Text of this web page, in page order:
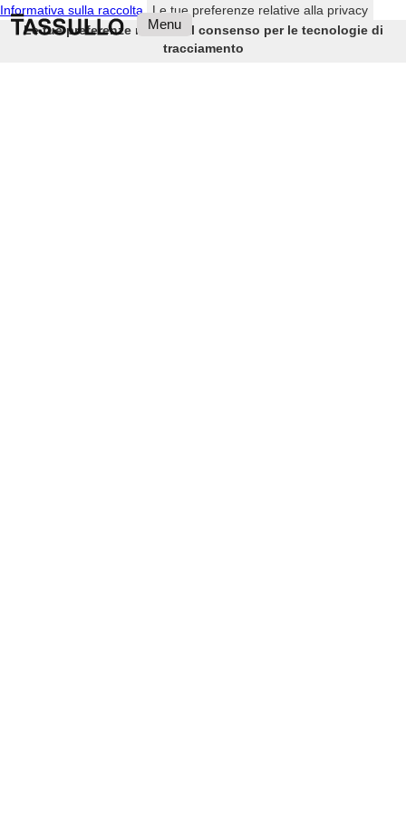
Menu
Informativa sulla raccolta
Le tue preferenze relative alla privacy
Le tue preferenze relative al consenso per le tecnologie di
tracciamento